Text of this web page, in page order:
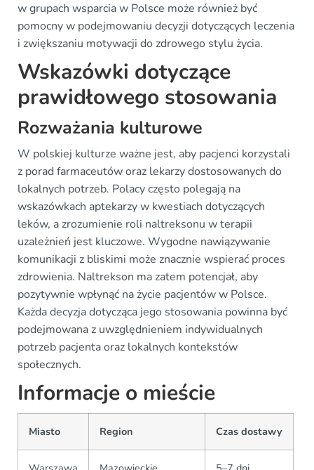
w grupach wsparcia w Polsce może również być
pomocny w podejmowaniu decyzji dotyczących leczenia
i zwiększaniu motywacji do zdrowego stylu życia.
Wskazówki dotyczące
prawidłowego stosowania
Rozważania kulturowe
W polskiej kulturze ważne jest, aby pacjenci korzystali
z porad farmaceutów oraz lekarzy dostosowanych do
lokalnych potrzeb. Polacy często polegają na
wskazówkach aptekarzy w kwestiach dotyczących
leków, a zrozumienie roli naltreksonu w terapii
uzależnień jest kluczowe. Wygodne nawiązywanie
komunikacji z bliskimi może znacznie wspierać proces
zdrowienia. Naltrekson ma zatem potencjał, aby
pozytywnie wpłynąć na życie pacjentów w Polsce.
Każda decyzja dotycząca jego stosowania powinna być
podejmowana z uwzględnieniem indywidualnych
potrzeb pacjenta oraz lokalnych kontekstów
społecznych.
Informacje o mieście
Miasto Region Czas dostawy